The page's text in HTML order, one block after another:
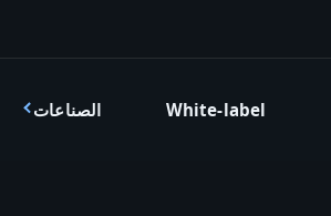
White-label الصناعات